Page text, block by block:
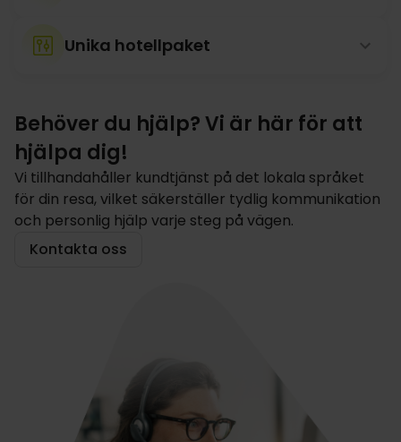
Unika hotellpaket
Behöver du hjälp? Vi är här för att
hjälpa dig!
Vi tillhandahåller kundtjänst på det lokala språket
för din resa, vilket säkerställer tydlig kommunikation
och personlig hjälp varje steg på vägen.
Kontakta oss